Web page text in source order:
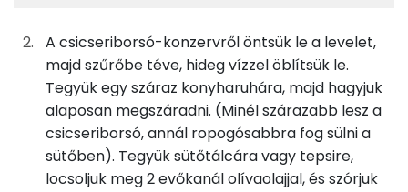
aszalt gyümölcsök
23gvöröshagyma
8 kcal
3gfokhagyma
4 kcal
92gújhagyma
18 kcal
Kálcium
Szelén
TOP vitaminok
C vitamin:
A csicseriborsó-konzervről öntsük le a levelet,
majd szűrőbe téve, hideg vízzel öblítsük le.
Tegyük egy száraz konyharuhára, majd hagyjuk
alaposan megszáradni. (Minél szárazabb lesz a
csicseriborsó, annál ropogósabbra fog sülni a
sütőben). Tegyük sütőtálcára vagy tepsire,
locsoljuk meg 2 evőkanál olívaolajjal, és szórjuk